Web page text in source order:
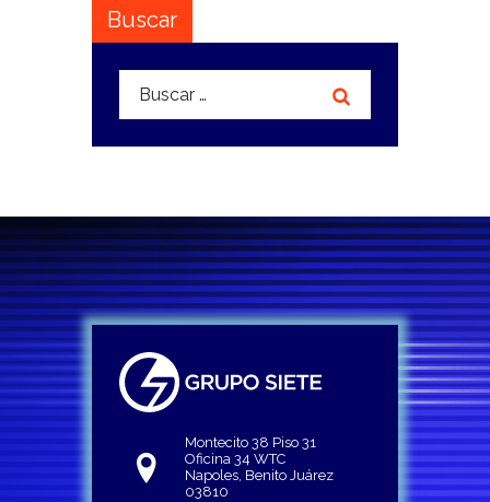
Buscar
Buscar:
Montecito 38 Piso 31
Oficina 34 WTC
Napoles, Benito Juárez
03810